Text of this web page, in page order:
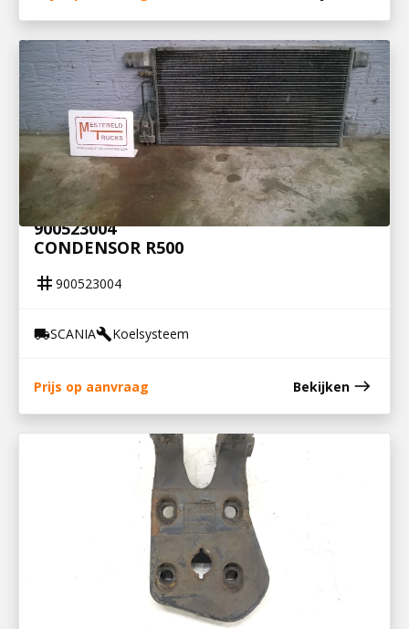
900523004
CONDENSOR R500
tag 900523004
local_shippingSCANIAbuildKoelsysteem
Prijs op aanvraag Bekijken east